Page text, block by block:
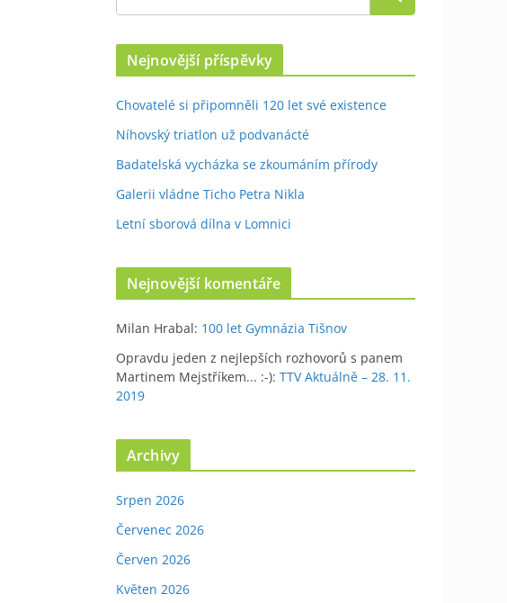
Nejnovější příspěvky
Chovatelé si připomněli 120 let své existence
Níhovský triatlon už podvanácté
Badatelská vycházka se zkoumáním přírody
Galerii vládne Ticho Petra Nikla
Letní sborová dílna v Lomnici
Nejnovější komentáře
Milan Hrabal: 100 let Gymnázia Tišnov
Opravdu jeden z nejlepších rozhovorů s panem
Martinem Mejstříkem... :-): TTV Aktuálně – 28. 11.
2019
Archivy
Srpen 2026
Červenec 2026
Červen 2026
Květen 2026